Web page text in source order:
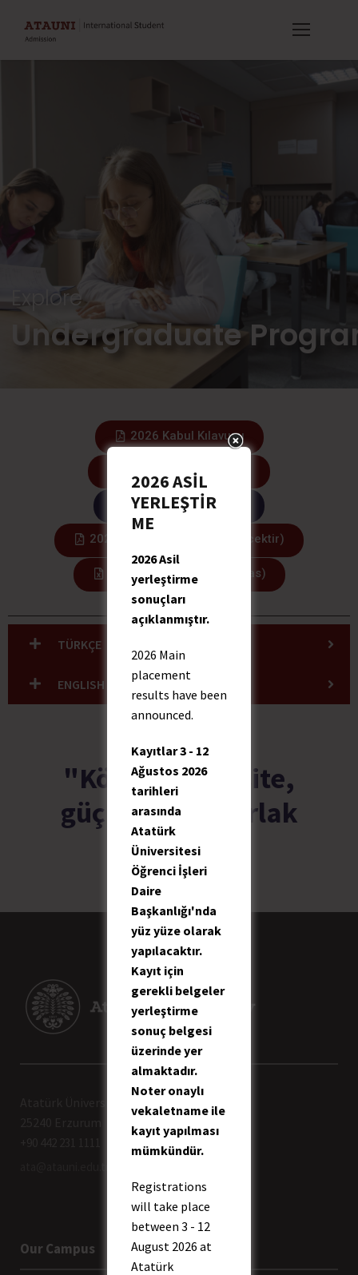
Explore
Undergraduate
2026 Kabul Kılavuzu
2026 Admission Guide
Başvuru / Apply Now
2026 Harç Ücretleri (Eklenecektir)
2026 Kontenjanlar (Quotas)
TÜRKÇE
ENGLISH
"Köklü üniversite,
güçlü bilim, parlak
gelecek."
Atatürk Üniversitesi Rektörlüğü
Our Campus
2026 ASİL
YERLEŞTİR
ME
2026 Asil
yerleştirme
sonuçları
açıklanmıştır.
2026 Main
placement
results have been
announced.
Kayıtlar 3 - 12
Ağustos 2026
tarihleri
arasında
Atatürk
Üniversitesi
Öğrenci İşleri
Daire
Başkanlığı'nda
yüz yüze olarak
yapılacaktır.
Kayıt için
gerekli belgeler
yerleştirme
sonuç belgesi
üzerinde yer
almaktadır.
Noter onaylı
vekaletname ile
kayıt yapılması
mümkündür.
Registrations
will take place
between 3 - 12
August 2026 at
Atatürk